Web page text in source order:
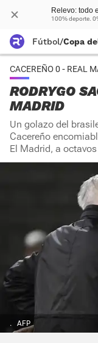
Relevo: todo
100% deporte.
Fútbol/Copa
CACEREÑO 0 - REAL
RODRYGO
MADRID
Un golazo del
Cacereño
El Madrid, a
. AFP